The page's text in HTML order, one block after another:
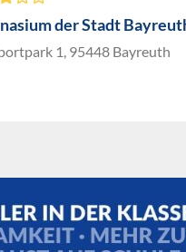
der Stadt
1, 95448 Bayreuth